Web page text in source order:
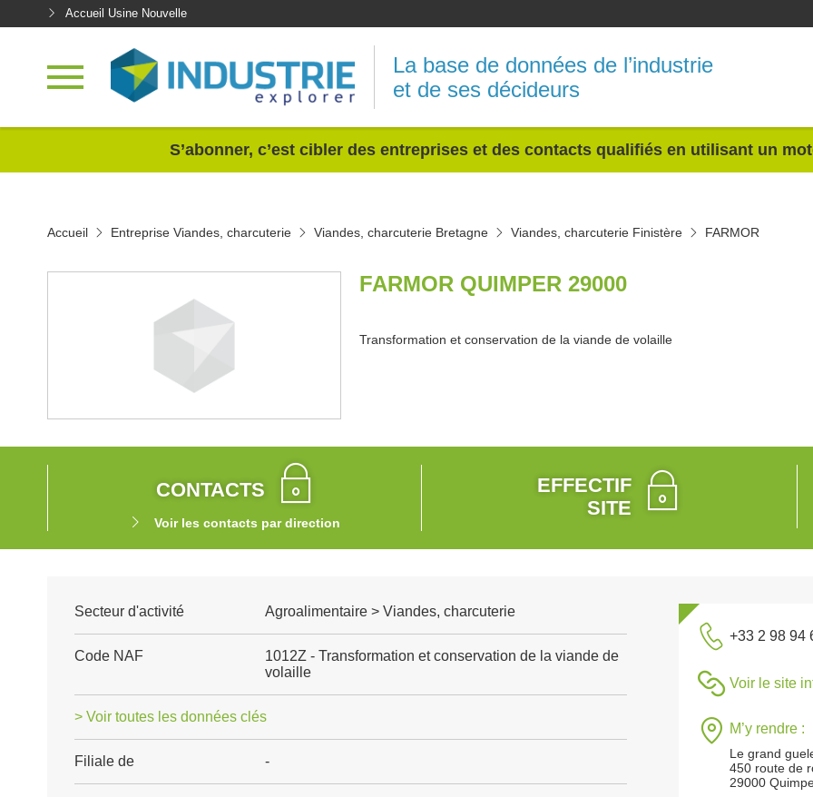
Accueil Usine Nouvelle
La base de données de l’industrie
et de ses décideurs
S’abonner, c’est cibler des entreprises et des contacts qualifiés en utilisant un
Accueil Entreprise Viandes, charcuterie Viandes, charcuterie Bretagne Viandes, charcuterie Finistère FARMOR
FARMOR QUIMPER 29000
Transformation et conservation de la viande de volaille
CONTACTS
Voir les contacts par direction
EFFECTIF
SITE
Secteur d'activité Agroalimentaire > Viandes, charcuterie
Code NAF
1012Z - Transformation et conservation de la viande de
volaille
> Voir toutes les données clés
Filiale de -
+33 2 98 94
Voir le site
M’y rendre :
Le grand
450 route de
29000